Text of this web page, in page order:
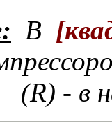
В [
(R) - в